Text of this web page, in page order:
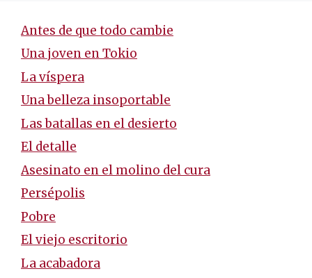
Antes de que todo cambie
Una joven en Tokio
La víspera
Una belleza insoportable
Las batallas en el desierto
El detalle
Asesinato en el molino del cura
Persépolis
Pobre
El viejo escritorio
La acabadora